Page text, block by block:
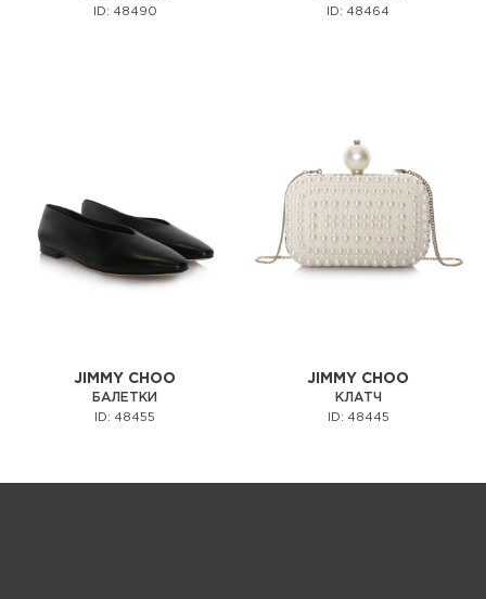
ID: 48490 ID: 48464
JIMMY CHOO
БАЛЕТКИ
ID: 48455
JIMMY CHOO
КЛАТЧ
ID: 48445